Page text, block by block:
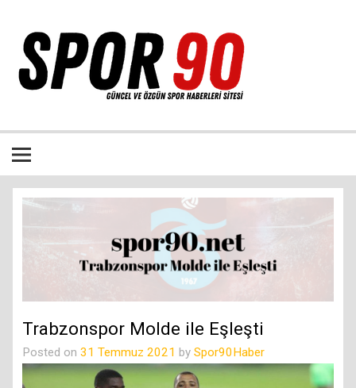
Trabzonspor Molde ile Eşleşti
Posted on 31 Temmuz 2021 by Spor90Haber